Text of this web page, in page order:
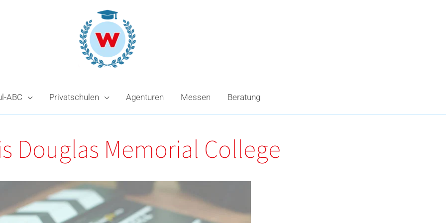
ABC Privatschulen Agenturen Messen Beratung
Douglas Memorial College